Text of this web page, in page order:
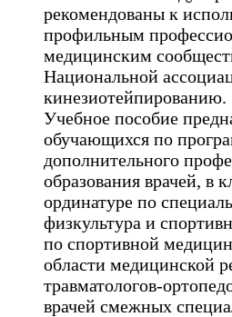
рекомендованы к
профильным
медицинским
Национальной
кинезиотейпированию.
Учебное пособие
обучающихся по
дополнительного
образования врачей, в
ординатуре по
физкультура и
по спортивной
области медицинской
травматологов-
врачей смежных